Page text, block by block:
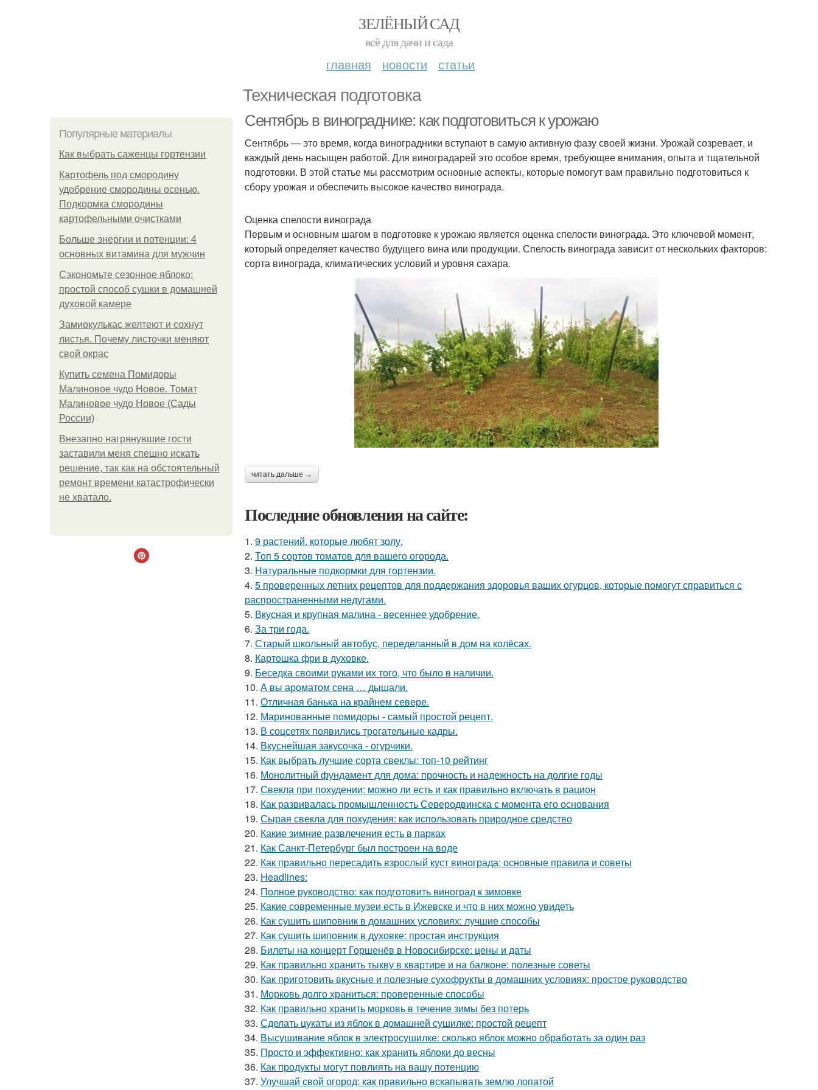
ЗЕЛЁНЫЙ САД
всё для дачи и сада
главная новости статьи
Техническая подготовка
Популярные материалы
Как выбрать саженцы гортензии
Картофель под смородину
удобрение смородины осенью.
Подкормка смородины
картофельными очистками
Больше энергии и потенции: 4
основных витамина для мужчин
Сэкономьте сезонное яблоко:
простой способ сушки в домашней
духовой камере
Замиокулькас желтеют и сохнут
листья. Почему листочки меняют
свой окрас
Купить семена Помидоры
Малиновое чудо Новое. Томат
Малиновое чудо Новое (Сады
России)
Внезапно нагрянувшие гости
заставили меня спешно искать
решение, так как на обстоятельный
ремонт времени катастрофически
не хватало.
Сентябрь в винограднике: как подготовиться к урожаю
Сентябрь — это время, когда виноградники вступают в самую активную фазу своей жизни. Урожай созревает, и
каждый день насыщен работой. Для виноградарей это особое время, требующее внимания, опыта и тщательной
подготовки. В этой статье мы рассмотрим основные аспекты, которые помогут вам правильно подготовиться к
сбору урожая и обеспечить высокое качество винограда.
Оценка спелости винограда
Первым и основным шагом в подготовке к урожаю является оценка спелости винограда. Это ключевой момент,
который определяет качество будущего вина или продукции. Спелость винограда зависит от нескольких факторов:
сорта винограда, климатических условий и уровня сахара.
читать дальше →
Последние обновления на сайте:
1. 9 растений, которые любят золу.
2. Топ 5 сортов томатов для вашего огорода.
3. Натуральные подкормки для гортензии.
4. 5 проверенных летних рецептов для поддержания здоровья ваших огурцов, которые помогут справиться с
распространенными недугами.
5. Вкусная и крупная малина - весеннее удобрение.
6. За три года.
7. Старый школьный автобус, переделанный в дом на колёсах.
8. Картошка фри в духовке.
9. Беседка своими руками их того, что было в наличии.
10. А вы ароматом сена … дышали.
11. Отличная банька на крайнем севере.
12. Маринованные помидоры - самый простой рецепт.
13. В соцсетях появились трогательные кадры.
14. Вкуснейшая закусочка - огурчики.
15. Как выбрать лучшие сорта свеклы: топ-10 рейтинг
16. Монолитный фундамент для дома: прочность и надежность на долгие годы
17. Свекла при похудении: можно ли есть и как правильно включать в рацион
18. Как развивалась промышленность Северодвинска с момента его основания
19. Сырая свекла для похудения: как использовать природное средство
20. Какие зимние развлечения есть в парках
21. Как Санкт-Петербург был построен на воде
22. Как правильно пересадить взрослый куст винограда: основные правила и советы
23. Headlines:
24. Полное руководство: как подготовить виноград к зимовке
25. Какие современные музеи есть в Ижевске и что в них можно увидеть
26. Как сушить шиповник в домашних условиях: лучшие способы
27. Как сушить шиповник в духовке: простая инструкция
28. Билеты на концерт Горшенёв в Новосибирске: цены и даты
29. Как правильно хранить тыкву в квартире и на балконе: полезные советы
30. Как приготовить вкусные и полезные сухофрукты в домашних условиях: простое руководство
31. Морковь долго храниться: проверенные способы
32. Как правильно хранить морковь в течение зимы без потерь
33. Сделать цукаты из яблок в домашней сушилке: простой рецепт
34. Высушивание яблок в электросушилке: сколько яблок можно обработать за один раз
35. Просто и эффективно: как хранить яблоки до весны
36. Как продукты могут повлиять на вашу потенцию
37. Улучшай свой огород: как правильно вскапывать землю лопатой